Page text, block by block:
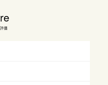
価